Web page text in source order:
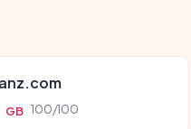
anz.com
GB 100/100